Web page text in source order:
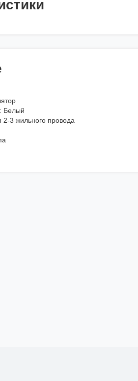
Белый
2-3 жильного провода